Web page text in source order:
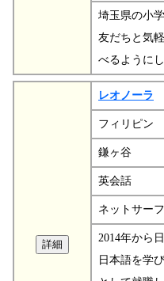
埼玉県の小
友だちと気
べるようにし
レオノーラ
フィリピン
鎌ヶ谷
英会話
ネットサー
2014年から
日本語を学